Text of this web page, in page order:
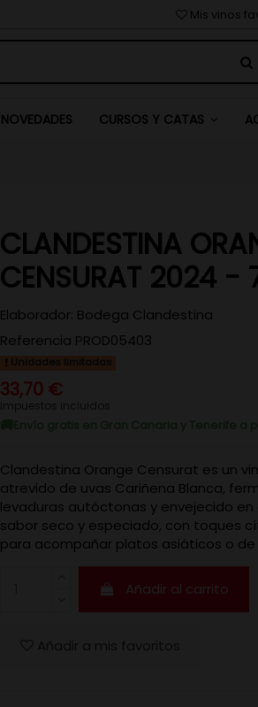
Mis vinos
NOVEDADES CURSOS Y CATAS
CLANDESTINA
CENSURAT 2024 -
Elaborador: Bodega Clandestina
Referencia PROD05403
Unidades limitadas
33,70 €
Impuestos incluidos
Clandestina Orange Censurat es un
atrevido de uvas Cariñena Blanca,
levaduras autóctonas y envejecido en
sabor seco y especiado, con toques
para acompañar platos asiáticos o
Añadir al carrito